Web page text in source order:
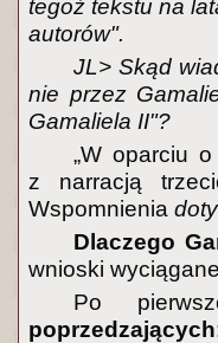
tegoż tekstu na
autorów".
JL> Skąd
nie przez
Gamaliela II"?
„W oparciu
z narracją
Wspomnienia
Dlaczego
wnioski
Po
poprzedzających